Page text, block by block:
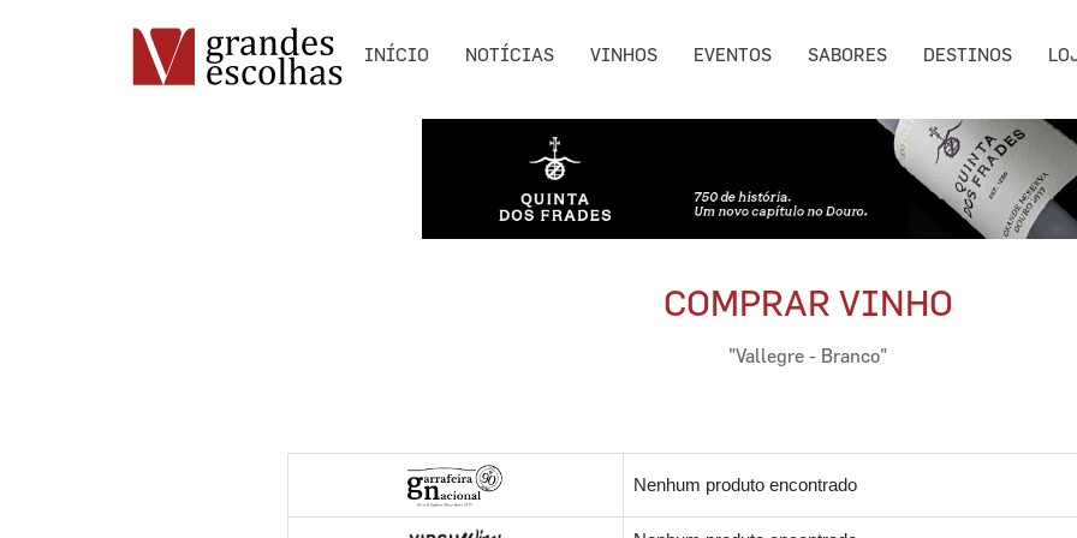
INÍCIO NOTÍCIAS VINHOS EVENTOS SABORES DESTINOS
COMPRAR VINHO
"Vallegre - Branco"
Nenhum produto encontrado